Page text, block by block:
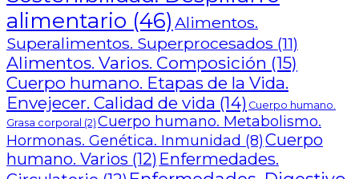
alimentario (46) Alimentos.
Superalimentos. Superprocesados (11)
Alimentos. Varios. Composición (15)
Cuerpo humano. Etapas de la Vida.
Envejecer. Calidad de vida (14) Cuerpo humano.
Grasa corporal (2) Cuerpo humano. Metabolismo.
Hormonas. Genética. Inmunidad (8)Cuerpo
humano. Varios (12) Enfermedades.